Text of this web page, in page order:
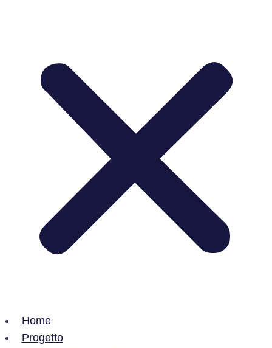
Home
Progetto